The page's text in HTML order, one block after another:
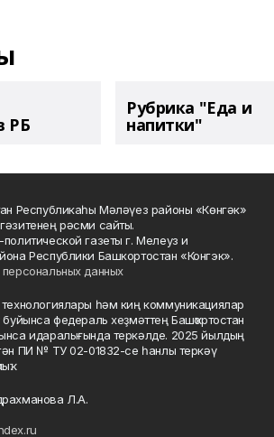
РБ
Рубрика "Еда и
напитки"
Республикаһы Мәләүез районы «Көнгәк»
рәсми сайты.
газеты г. Мелеуз и
Республики Башкортостан «Конгэк».
данных
һәм киң коммуникациялар
федераль хеҙмәттең Башҡортостан
идаралығында теркәлде. 2025 йылдың
ПИ № ТУ 02-01832-се һанлы теркәү
Л.А.